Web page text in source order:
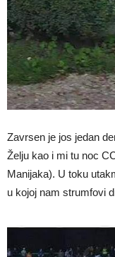
Zavrsen je jos jedan
Želju kao i mi tu noc
Manijaka). U toku
u kojoj nam strumfovi